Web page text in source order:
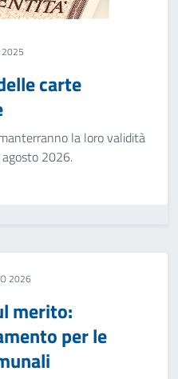
2025
carte
la loro validità
agosto 2026.
2026
merito:
per le